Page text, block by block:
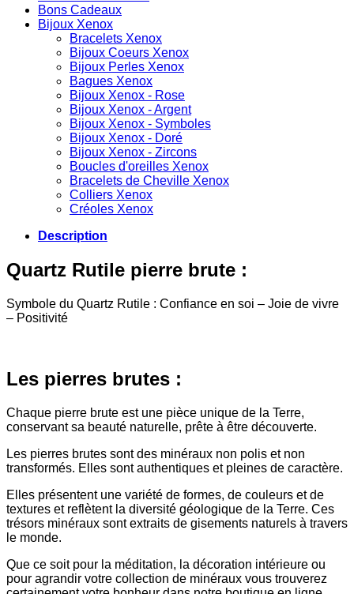
Bons Cadeaux
Bijoux Xenox
Bracelets Xenox
Bijoux Coeurs Xenox
Bijoux Perles Xenox
Bagues Xenox
Bijoux Xenox - Rose
Bijoux Xenox - Argent
Bijoux Xenox - Symboles
Bijoux Xenox - Doré
Bijoux Xenox - Zircons
Boucles d'oreilles Xenox
Bracelets de Cheville Xenox
Colliers Xenox
Créoles Xenox
Description
Quartz Rutile pierre brute :
Symbole du Quartz Rutile : Confiance en soi – Joie de vivre
– Positivité
Les pierres brutes :
Chaque pierre brute est une pièce unique de la Terre,
conservant sa beauté naturelle, prête à être découverte.
Les pierres brutes sont des minéraux non polis et non
transformés. Elles sont authentiques et pleines de caractère.
Elles présentent une variété de formes, de couleurs et de
textures et reflètent la diversité géologique de la Terre. Ces
trésors minéraux sont extraits de gisements naturels à travers
le monde.
Que ce soit pour la méditation, la décoration intérieure ou
pour agrandir votre collection de minéraux vous trouverez